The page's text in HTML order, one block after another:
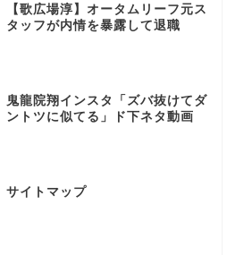
【歌広場淳】オータムリーフ元ス
タッフが内情を暴露して退職
鬼龍院翔インスタ「ズバ抜けてダ
ントツに似てる」ド下ネタ動画
サイトマップ